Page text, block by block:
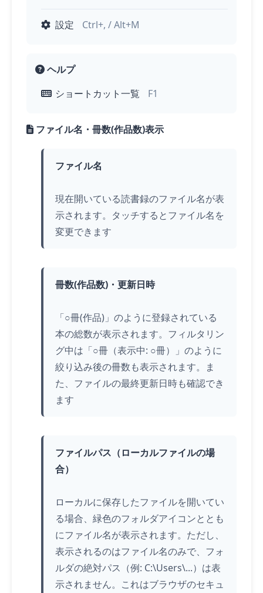
設定 Ctrl+, / Alt+M
ヘルプ
ショートカット一覧
F1
ファイル名・冊数(作品数)表示
ファイル名
現在開いている読書録のファイル名が表
示されます。 タッチするとファイル名を
変更できます
冊数(作品数)・更新日時
「○冊(作品)」のように登録されている
本の総数が表示されます。フィルタリン
グ中は「○冊（表示中: ○冊）」のように
絞り込み後の冊数も表示されます。ま
た、ファイルの最終更新日時も確認でき
ます
ファイルパス（ローカルファイルの場
合）
ローカルに保存したファイルを開いてい
る場合、緑色のフォルダアイコンととも
にファイル名が表示されます。ただし、
表示されるのはファイル名のみで、フォ
ルダの絶対パス（例: C:\Users\...）は表
示されません。これはブラウザのセキュ